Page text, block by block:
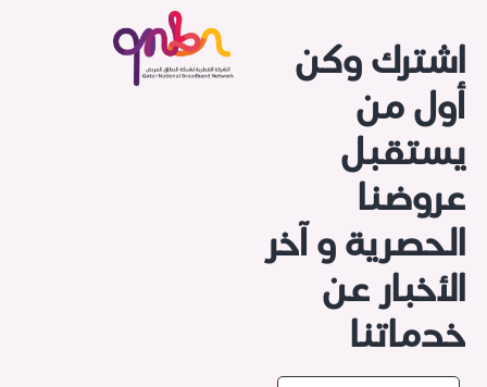
اشترك وكن
أول من
يستقبل
عروضنا
الحصرية و آخر
الأخبار عن
خدماتنا